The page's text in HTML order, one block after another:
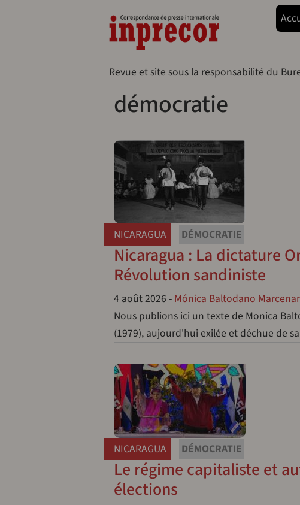
Revue et site sous la responsabilité du
démocratie
NICARAGUA DÉMOCRATIE
Nicaragua : La dictature
Révolution sandiniste
4 août 2026 - Mónica Baltodano
Nous publions ici un texte de Monica
(1979), aujourd'hui exilée et déchue de
NICARAGUA DÉMOCRATIE
Le régime capitaliste et
élections